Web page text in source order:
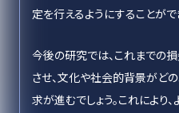
定を行えるようにすることがで
今後の研究では、これまでの
させ、文化や社会的背景がど
求が進むでしょう。これにより